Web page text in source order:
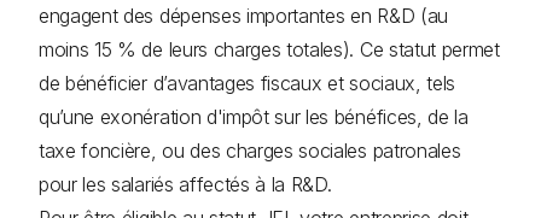
engagent des dépenses importantes en R&D (au
moins 15 % de leurs charges totales). Ce statut permet
de bénéficier d’avantages fiscaux et sociaux, tels
qu’une exonération d'impôt sur les bénéfices, de la
taxe foncière, ou des charges sociales patronales
pour les salariés affectés à la R&D.